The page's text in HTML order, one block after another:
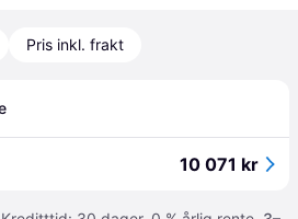
Pris inkl. frakt
10 071 kr